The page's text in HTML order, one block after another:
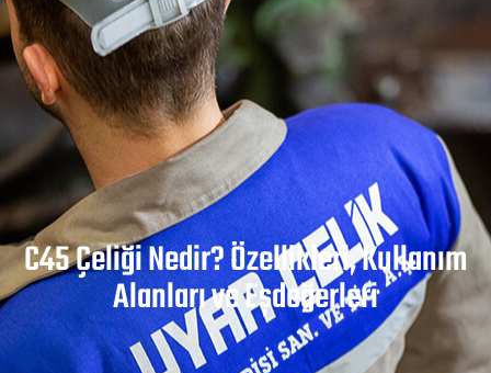
C45 Çeliği Nedir? Özellikleri, Kullanım
Alanları ve Eşdeğerleri